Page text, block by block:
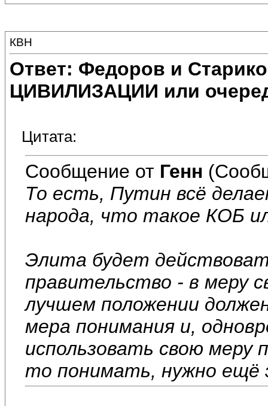
КВН
Ответ: Федоров и
ЦИВИЛИЗАЦИИ или
Цитата:
Сообщение от Генн
То есть, Путин всё
народа, что такое КОБ
Элита будет
правительство - в меру
лучшем положении
мера понимания и,
использовать свою меру
то понимать, нужно ещё